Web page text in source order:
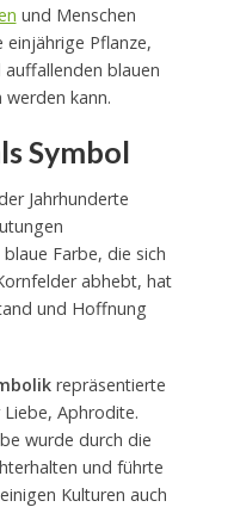
und Menschen
einjährige Pflanze,
blauen
kann.
Symbol
Jahrhunderte
Farbe, die sich
abhebt, hat
und Hoffnung
repräsentierte
Aphrodite.
wurde durch die
und führte
Kulturen auch